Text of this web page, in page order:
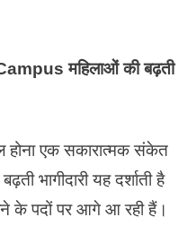
महिलाओं की बढ़ती
होना एक सकारात्मक संकेत
भागीदारी यह दर्शाती है
के पदों पर आगे आ रही हैं।